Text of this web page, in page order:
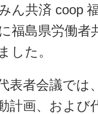
ん共済 coop
福島県労働者
した。
表者会議では
計画、および